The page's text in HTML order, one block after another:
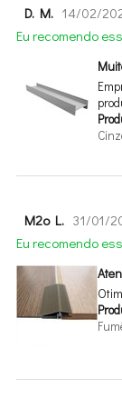
D. M. 14/02/
Eu recomendo
M2o L. 31/01/
Eu recomendo